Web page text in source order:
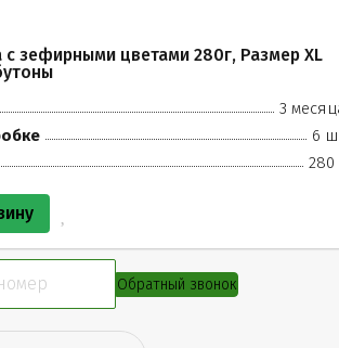
с зефирными цветами 280г, Размер XL
3
6
280
Обратный звонок